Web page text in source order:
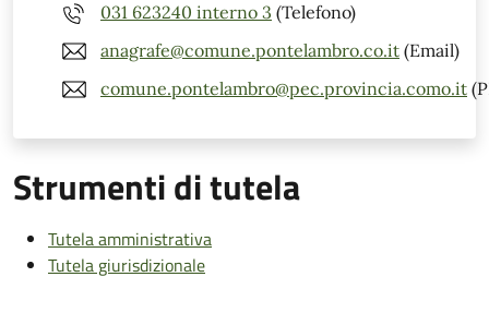
031 623240 interno 3 (Telefono)
anagrafe@comune.pontelambro.co.it (Email)
comune.pontelambro@pec.provincia.como.it
Strumenti di tutela
Tutela amministrativa
Tutela giurisdizionale